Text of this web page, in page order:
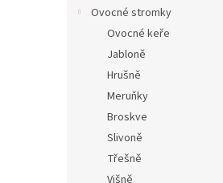
Ovocné stromky
Ovocné keře
Jabloně
Hrušně
Meruňky
Broskve
Slivoně
Třešně
Višně